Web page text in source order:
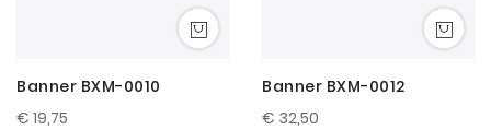
Banner BXM-0010
€ 19,75
Banner BXM-0012
€ 32,50